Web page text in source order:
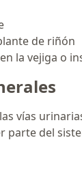
de riñón
la vejiga o
vías
parte del